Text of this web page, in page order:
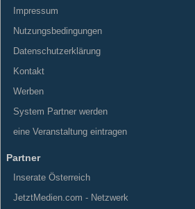
Impressum
Nutzungsbedingungen
Datenschutzerklärung
Kontakt
Werben
System Partner werden
eine Veranstaltung eintragen
Partner
Inserate Österreich
JetztMedien.com - Netzwerk